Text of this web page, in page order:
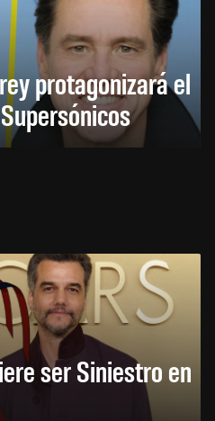
protagonizará el
ser Siniestro en